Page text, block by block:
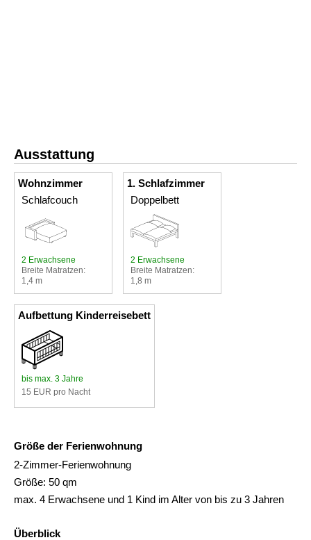
Ausstattung
Wohnzimmer
Schlafcouch
2 Erwachsene
Breite Matratzen:
1,4 m
1. Schlafzimmer
Doppelbett
2 Erwachsene
Breite Matratzen:
1,8 m
Aufbettung Kinderreisebett
bis max. 3 Jahre
15 EUR pro Nacht
Größe der Ferienwohnung
2-Zimmer-Ferienwohnung
Größe: 50 qm
max. 4 Erwachsene und 1 Kind im Alter von bis zu 3 Jahren
Überblick